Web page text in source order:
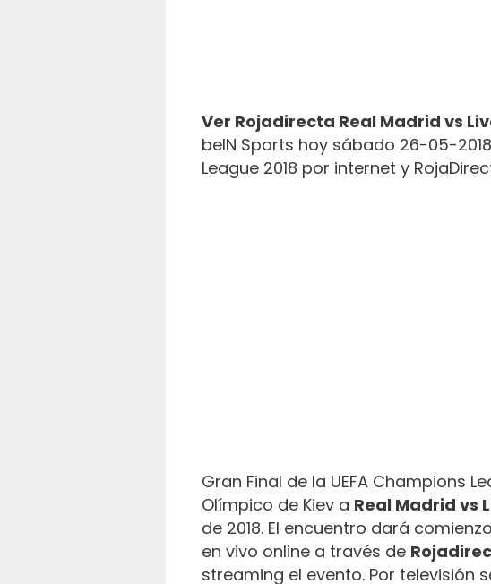
Ver Rojadirecta Real Madrid vs
beIN Sports hoy sábado 26-05-
League 2018 por internet y
Gran Final de la UEFA Champions
Olímpico de Kiev a Real Madrid vs
de 2018. El encuentro dará
en vivo online a través de
streaming el evento. Por televisión